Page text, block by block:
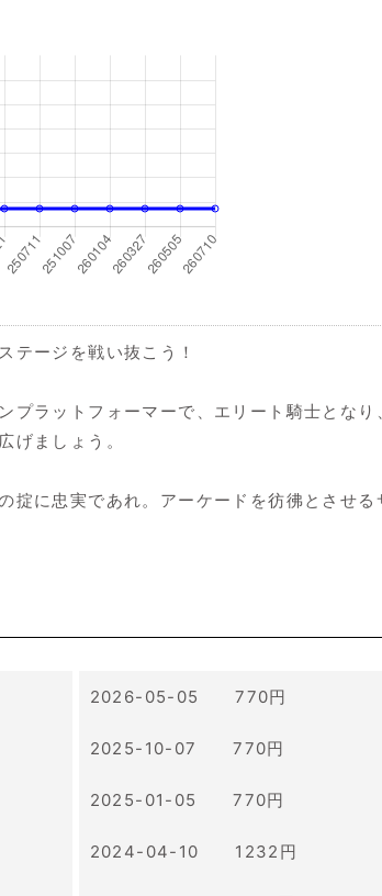
テージを戦い抜こう！
プラットフォーマーで、エリート騎士とな
げましょう。
掟に忠実であれ。アーケードを彷彿とさせ
2026-05-05 770円
2025-10-07 770円
2025-01-05 770円
2024-04-10 1232円